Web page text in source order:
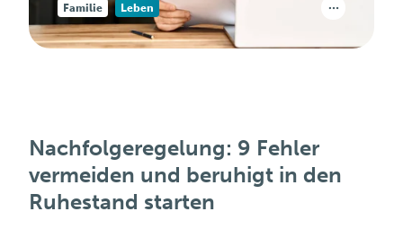
Familie Leben
Nachfolgeregelung: 9 Fehler
vermeiden und beruhigt in den
Ruhestand starten